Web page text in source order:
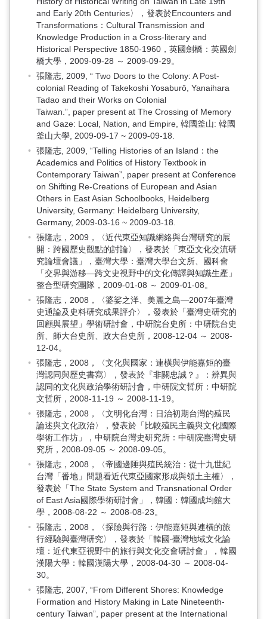
and Early 20th Centuries〉，發表於Encounters and
Transformations：Cultural Transmission and
Knowledge Production in a Cross-literary and
Historical Perspective 1850-1960，英國劍橋：英國劍
橋大學，2009-09-28 ～ 2009-09-29。
張隆志, 2009, “ Two Doors to the Colony: A Post-
colonial Reading of Takekoshi Yosaburô, Yanaihara
Tadao and their Works on Colonial
Taiwan.”, paper present at The Crossing of Memory
and Gaze: Local, Nation, and Empire, 韓國釜山: 韓國
釜山大學, 2009-09-17 ~ 2009-09-18.
張隆志, 2009, “Telling Histories of an Island：the
Academics and Politics of History Textbook in
Contemporary Taiwan”, paper present at Conference
on Shifting Re-Creations of European and Asian
Others in East Asian Schoolbooks, Heidelberg
University, Germany: Heidelberg University,
Germany, 2009-03-16 ~ 2009-03-18.
張隆志，2009，〈近代東亞知識網絡與台灣研究的展
開：跨國歷史觀點的討論〉，發表於「東亞文化交流研
究論壇會議」，臺灣大學：臺灣大學台文所、國科會
「交界與游移—跨文史視野中的文化傳譯與知識生產」
整合型研究團隊，2009-01-08 ～ 2009-01-08。
張隆志，2008，〈婆娑之洋、美麗之島—2007年臺灣
史通論及史料研究成果評介〉，發表於「臺灣史研究的
回顧與展望」學術研討會，中研院台史所：中研院台史
所、師大台史所、政大台史所，2008-12-04 ～ 2008-
12-04。
張隆志，2008，〈文化與國家：連橫與伊能嘉矩的臺
灣認同與歷史書寫〉，發表於『非關忠誠？』：辨異與
認同的文化與政治學術研討會，中研院文哲所：中研院
文哲所，2008-11-19 ～ 2008-11-19。
張隆志，2008，〈文明化台灣：日治初期台灣的殖民
論述與文化政治〉，發表於「比較殖民主義與文化國際
學術工作坊」，中研院台灣史研究所：中研院臺灣史研
究所，2008-09-05 ～ 2008-09-05。
張隆志，2008，〈帝國邊陲與殖民統治：從十九世紀
台灣「番地」問題看近代東亞國家形成與領土主權〉，
發表於「The State System and Transnational Order
of East Asia國際學術研討會」，韓國：韓國成均館大
學，2008-08-22 ～ 2008-08-23。
張隆志，2008，〈探險與行路：伊能嘉矩與連橫的旅
行經驗與臺灣研究〉，發表於「韓國‧臺灣地域文化論
壇：近代東亞視野中的旅行與文化交會研討會」，韓國
漢陽大學：韓國漢陽大學，2008-04-30 ～ 2008-04-
30。
張隆志, 2007, “From Different Shores: Knowledge
Formation and History Making in Late Nineteenth-
century Taiwan”, paper present at the International